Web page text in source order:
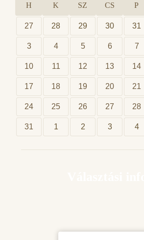
H K SZ CS P
27 28 29 30 31
3 4 5 6 7
10 11 12 13 14
17 18 19 20 21
24 25 26 27 28
31 1 2 3 4